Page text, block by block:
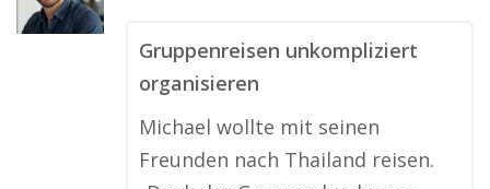
Gruppenreisen unkompliziert
organisieren
Michael wollte mit seinen
Freunden nach Thailand reisen.